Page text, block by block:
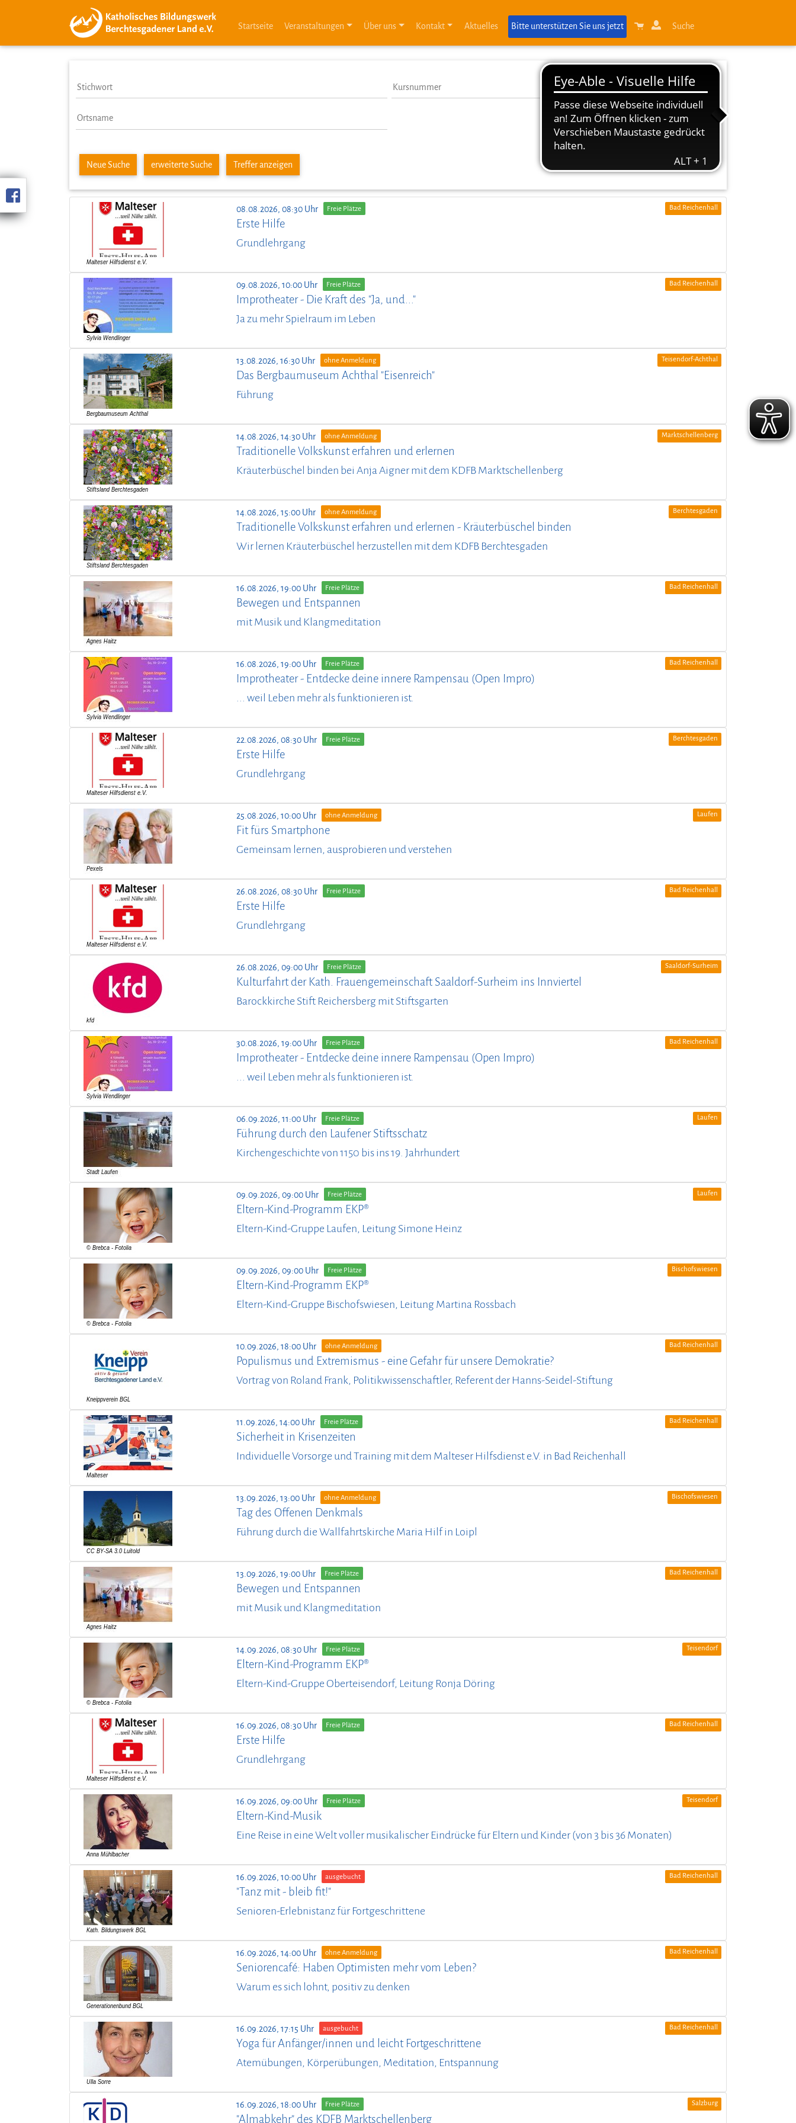
Startseite Veranstaltungen Über uns Kontakt Aktuelles Bitte unterstützen Sie uns jetzt Suche
Treffer anzeigen
Neue Suche erweiterte Suche
08.08.2026, 08:30 Uhr Freie Plätze Bad Reichenhall
Erste Hilfe
Grundlehrgang
09.08.2026, 10:00 Uhr Freie Plätze Bad Reichenhall
Improtheater - Die Kraft des "Ja, und..."
Ja zu mehr Spielraum im Leben
13.08.2026, 16:30 Uhr ohne Anmeldung Teisendorf-Achthal
Das Bergbaumuseum Achthal "Eisenreich"
Führung
14.08.2026, 14:30 Uhr ohne Anmeldung Marktschellenberg
Traditionelle Volkskunst erfahren und erlernen
Kräuterbüschel binden bei Anja Aigner mit dem KDFB Marktschellenberg
14.08.2026, 15:00 Uhr ohne Anmeldung Berchtesgaden
Traditionelle Volkskunst erfahren und erlernen - Kräuterbüschel binden
Wir lernen Kräuterbüschel herzustellen mit dem KDFB Berchtesgaden
16.08.2026, 19:00 Uhr Freie Plätze Bad Reichenhall
Bewegen und Entspannen
mit Musik und Klangmeditation
16.08.2026, 19:00 Uhr Freie Plätze Bad Reichenhall
Improtheater - Entdecke deine innere Rampensau (Open Impro)
... weil Leben mehr als funktionieren ist.
22.08.2026, 08:30 Uhr Freie Plätze Berchtesgaden
Erste Hilfe
Grundlehrgang
25.08.2026, 10:00 Uhr ohne Anmeldung Laufen
Fit fürs Smartphone
Gemeinsam lernen, ausprobieren und verstehen
26.08.2026, 08:30 Uhr Freie Plätze Bad Reichenhall
Erste Hilfe
Grundlehrgang
26.08.2026, 09:00 Uhr Freie Plätze Saaldorf-Surheim
Kulturfahrt der Kath. Frauengemeinschaft Saaldorf-Surheim ins Innviertel
Barockkirche Stift Reichersberg mit Stiftsgarten
30.08.2026, 19:00 Uhr Freie Plätze Bad Reichenhall
Improtheater - Entdecke deine innere Rampensau (Open Impro)
... weil Leben mehr als funktionieren ist.
06.09.2026, 11:00 Uhr Freie Plätze Laufen
Führung durch den Laufener Stiftsschatz
Kirchengeschichte von 1150 bis ins 19. Jahrhundert
09.09.2026, 09:00 Uhr Freie Plätze Laufen
Eltern-Kind-Programm EKP®
Eltern-Kind-Gruppe Laufen, Leitung Simone Heinz
09.09.2026, 09:00 Uhr Freie Plätze Bischofswiesen
Eltern-Kind-Programm EKP®
Eltern-Kind-Gruppe Bischofswiesen, Leitung Martina Rossbach
10.09.2026, 18:00 Uhr ohne Anmeldung Bad Reichenhall
Populismus und Extremismus - eine Gefahr für unsere Demokratie?
Vortrag von Roland Frank, Politikwissenschaftler, Referent der Hanns-Seidel-Stiftung
11.09.2026, 14:00 Uhr Freie Plätze Bad Reichenhall
Sicherheit in Krisenzeiten
Individuelle Vorsorge und Training mit dem Malteser Hilfsdienst e.V. in Bad Reichenhall
13.09.2026, 13:00 Uhr ohne Anmeldung Bischofswiesen
Tag des Offenen Denkmals
Führung durch die Wallfahrtskirche Maria Hilf in Loipl
13.09.2026, 19:00 Uhr Freie Plätze Bad Reichenhall
Bewegen und Entspannen
mit Musik und Klangmeditation
14.09.2026, 08:30 Uhr Freie Plätze Teisendorf
Eltern-Kind-Programm EKP®
Eltern-Kind-Gruppe Oberteisendorf, Leitung Ronja Döring
16.09.2026, 08:30 Uhr Freie Plätze Bad Reichenhall
Erste Hilfe
Grundlehrgang
16.09.2026, 09:00 Uhr Freie Plätze Teisendorf
Eltern-Kind-Musik
Eine Reise in eine Welt voller musikalischer Eindrücke für Eltern und Kinder (von 3 bis 36 Monaten)
16.09.2026, 10:00 Uhr ausgebucht Bad Reichenhall
"Tanz mit - bleib fit!"
Senioren-Erlebnistanz für Fortgeschrittene
16.09.2026, 14:00 Uhr ohne Anmeldung Bad Reichenhall
Seniorencafé: Haben Optimisten mehr vom Leben?
Warum es sich lohnt, positiv zu denken
16.09.2026, 17:15 Uhr ausgebucht Bad Reichenhall
Yoga für Anfänger/innen und leicht Fortgeschrittene
Atemübungen, Körperübungen, Meditation, Entspannung
16.09.2026, 18:00 Uhr Freie Plätze Salzburg
"Almabkehr" des KDFB Marktschellenberg